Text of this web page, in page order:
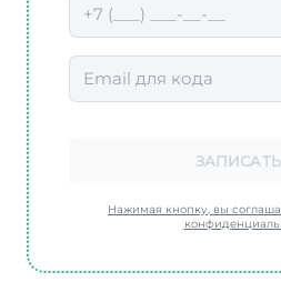
Нажимая кнопку, вы